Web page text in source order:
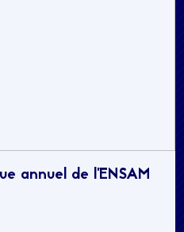
annuel de l’ENSAM